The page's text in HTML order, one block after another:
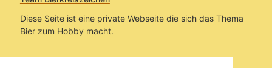
Diese Seite ist eine private Webseite die sich das Thema
Bier zum Hobby macht.